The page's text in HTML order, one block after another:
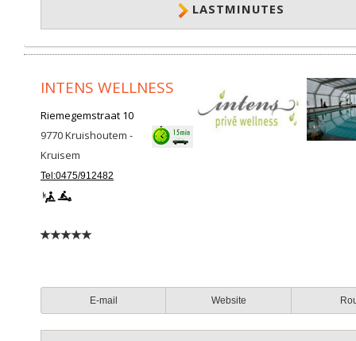
LASTMINUTES
INTENS WELLNESS
Riemegemstraat 10
9770Kruishoutem -
Kruisem
Tel:0475/912482
E-mail Website